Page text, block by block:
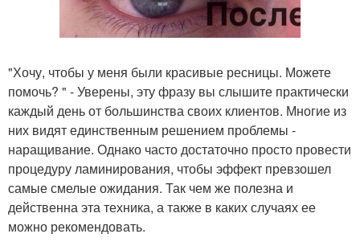
"Хочу, чтобы у меня были красивые ресницы. Можете
помочь? " - Уверены, эту фразу вы слышите практически
каждый день от большинства своих клиентов. Многие из
них видят единственным решением проблемы -
наращивание. Однако часто достаточно просто провести
процедуру ламинирования, чтобы эффект превзошел
самые смелые ожидания. Так чем же полезна и
действенна эта техника, а также в каких случаях ее
можно рекомендовать.